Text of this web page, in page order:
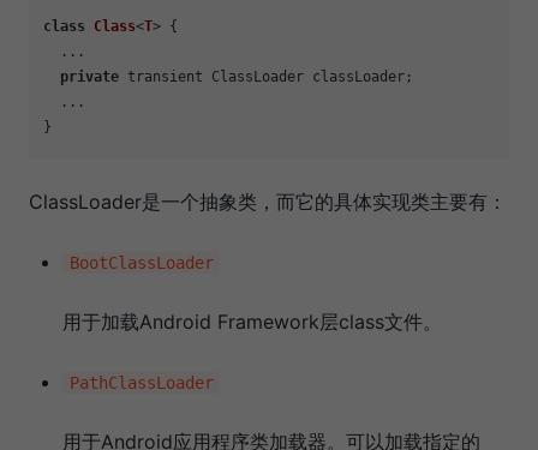
class Class<T> {
  ...
private transient ClassLoader classLoader;
  ...
ClassLoader是一个抽象类，而它的具体实现类主要有：
BootClassLoader
用于加载Android Framework层class文件。
PathClassLoader
用于Android应用程序类加载器。可以加载指定的